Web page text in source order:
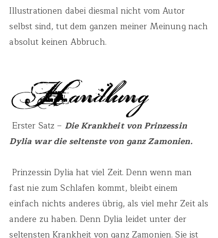
Illustrationen dabei diesmal nicht vom Autor
selbst sind, tut dem ganzen meiner Meinung nach
absolut keinen Abbruch.
Erster Satz – Die Krankheit von Prinzessin
Dylia war die seltenste von ganz Zamonien.
Prinzessin Dylia hat viel Zeit. Denn wenn man
fast nie zum Schlafen kommt, bleibt einem
einfach nichts anderes übrig, als viel mehr Zeit als
andere zu haben. Denn Dylia leidet unter der
seltensten Krankheit von ganz Zamonien. Sie ist